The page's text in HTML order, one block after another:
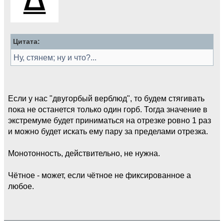
Цитата:
Ну, стянем; ну и что?...
Если у нас "двугорбый верблюд", то будем стягивать
пока не останется только один горб. Тогда значение в
экстремуме будет приниматься на отрезке ровно 1 раз
и можно будет искать ему пару за пределами отрезка.
Монотонность, действительно, не нужна.
Чётное - может, если чётное не фиксированное а
любое.